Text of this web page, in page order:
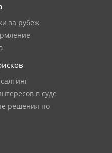
за рубеж
в суде
решения по